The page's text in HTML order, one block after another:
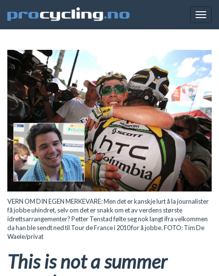
VERN OM DIN EGEN MERKEVARE: Men det er kanskje lurt å la journalister
få jobbe uhindret, selv om det er snakk om et av verdens største
idrettsarrangementer? Petter Tenstad følte seg nok langt ifra velkommen
da han ble sendt ned til Tour de France i 2010 for å jobbe. FOTO: Tim De
Waele/privat
This is not a summer